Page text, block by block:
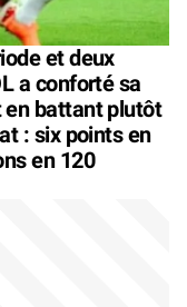
et deux
a conforté sa
en battant plutôt
: six points en
en 120